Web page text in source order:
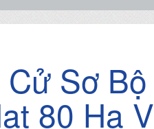
Cử Sơ
80 Hạ